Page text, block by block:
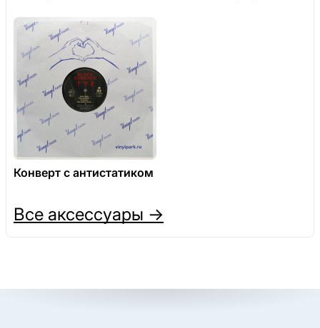
Конверт с антистатиком
Все аксессуары →